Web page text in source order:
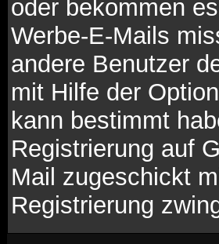
oder bekommen
Werbe-E-Mails
andere Benutzer
mit Hilfe der
kann bestimmt
Registrierung auf
Mail zugeschickt
Registrierung